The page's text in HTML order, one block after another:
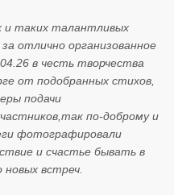
и таких талантливых
отлично организованное
в честь творчества
от подобранных стихов,
подачи
по-доброму и
фотографировали
и счастье бывать в
новых встреч.